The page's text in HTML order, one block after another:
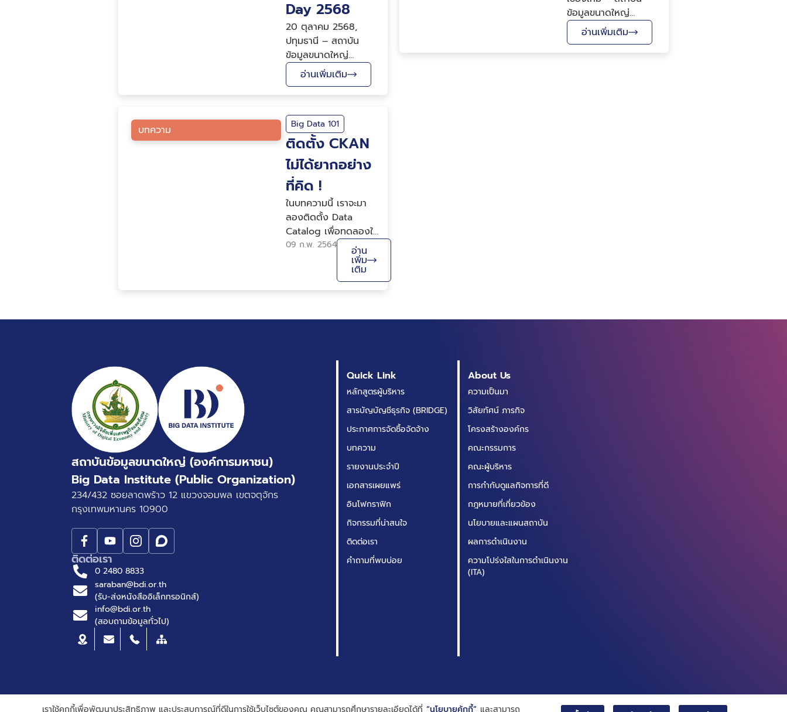
Day 2568
20 ตุลาคม 2568,
ปทุมธานี – สถาบัน
ข้อมูลขนาดใหญ่
(องค์การมหาชน) หรือ
BDI โดยเจ้าหน้าที่
โครงการ Envi Link
แพลตฟอร์มเชื่อมโยง
ข้อมูลด้านสิ่งแวดล้อม
แห่งชาติ พร้อมด้วยเจ้า
จัดบูทนิทรรศการ หัวข้อ
การขับเคลื่อนประเทศ
ด้วยพลังแห่งการบูรณา
การข้อมูลภาครัฐ ภายใน
งานประชุมสัมมนา
Gove...
อ่านเพิ่มเติม
ข้อมูลขนาดใหญ่
(องค์การมหาชน) หรือ
BDI ภายใต้กระทรวง
ดิจิทัลเพื่อเศรษฐกิจและ
อ่านเพิ่มเติม
บทความ Big Data 101
ติดตั้ง CKAN
ไม่ได้ยากอย่าง
ที่คิด !
ในบทความนี้ เราจะมา
ลองติดตั้ง Data
Catalog เพื่อทดลองใช้
งานกัน โดยใช้ CKAN
ซึ่งเป็น Open source
สำหรับการทำ Open
Data Portal ที่ถูกใช้
งานมากมายทั่วโลก
09 ก.พ. 2564 อ่าน
เพิ่ม
เติม
สถาบันข้อมูลขนาดใหญ่ (องค์การมหาชน)
Big Data Institute (Public Organization)
234/432 ซอยลาดพร้าว 12 แขวงจอมพล เขตจตุจักร
กรุงเทพมหานคร 10900
ติดต่อเรา
0 2480 8833
saraban@bdi.or.th
(รับ-ส่งหนังสืออิเล็กทรอนิกส์)
info@bdi.or.th
(สอบถามข้อมูลทั่วไป)
Quick Link
หลักสูตรผู้บริหาร
สารบัญบัญชีธุรกิจ (BRIDGE)
ประกาศการจัดซื้อจัดจ้าง
บทความ
รายงานประจำปี
เอกสารเผยแพร่
อินโฟกราฟิก
กิจกรรมที่น่าสนใจ
ติดต่อเรา
คำถามที่พบบ่อย
About Us
ความเป็นมา
วิสัยทัศน์ ภารกิจ
โครงสร้างองค์กร
คณะกรรมการ
คณะผู้บริหาร
การกำกับดูแลกิจการที่ดี
กฎหมายที่เกี่ยวข้อง
นโยบายและแผนสถาบัน
ผลการดำเนินงาน
ความโปร่งใสในการดำเนินงาน
(ITA)
© Big Data Institute |Privacy Notice
เราใช้คุกกี้เพื่อพัฒนาประสิทธิภาพ และประสบการณ์ที่ดีในการใช้เว็บไซต์ของคุณ คุณสามารถศึกษารายละเอียดได้ที่ “นโยบายคุ้กกี้” และสามารถ